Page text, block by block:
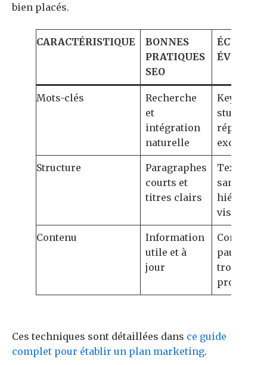
bien placés.
CARACTÉRISTIQUE
BONNES
PRATIQUES
SEO
ÉCUEILS
ÉVITER
Mots-clés
Recherche
et
intégration
naturelle
Keyword
stuffing et
Structure
Paragraphes
courts et
titres clairs
Texte
sans
visuelle
Contenu
Information
utile et à
jour
Contenu
pauvre ou
trop
Ces techniques sont détaillées dans ce guide
complet pour établir un plan marketing.